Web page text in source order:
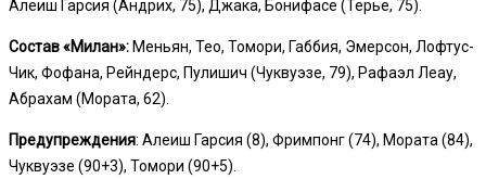
Алеиш Гарсия (Андрих, 75), Джака, Бонифасе (Терье, 75).
Состав «Милан»: Меньян, Тео, Томори, Габбия, Эмерсон, Лофтус-
Чик, Фофана, Рейндерс, Пулишич (Чуквуэзе, 79), Рафаэл Леау,
Абрахам (Мората, 62).
Предупреждения: Алеиш Гарсия (8), Фримпонг (74), Мората (84),
Чуквуэзе (90+3), Томори (90+5).